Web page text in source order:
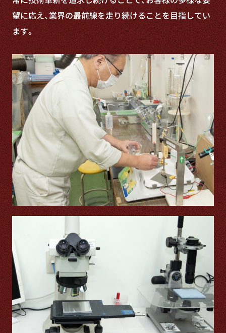
望に応え、業界の最前線を走り続けることを目指してい
ます。